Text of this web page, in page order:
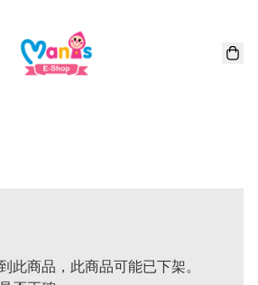
此商品，此商品可能已下架。